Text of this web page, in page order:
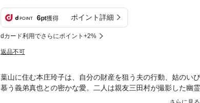
6pt獲得 ポイント詳細
dカード利用でさらにポイント+2%
返品不可
葉山に住む本庄玲子は、自分の財産を狙う夫の行動、姑のい
慕う義弟真也との密かな愛。二人は親友三田村が撮影した幽
た！ さらに幽霊船に絡む夫の保険金詐欺容疑も浮かぶ。酒